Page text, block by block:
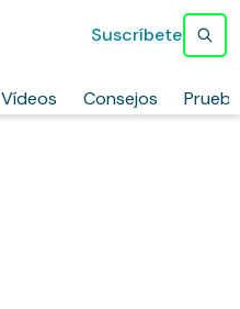
Vídeos Consejos
Suscríbete